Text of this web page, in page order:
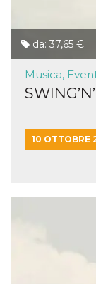
da: 37,65 €
Musica,
10 OTTOBRE